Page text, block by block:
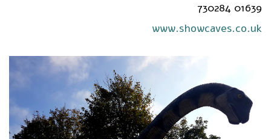
01639 730284
www.showcaves.co.uk